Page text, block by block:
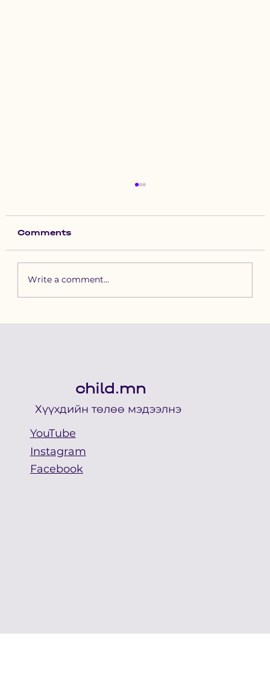
Сэтгүүлч Ц.Эрдэнэтуяа:
Comments
Write a comment...
child.mn
Хүүхдийн төлөө мэдээлнэ
YouTube
Facebook
Instagram